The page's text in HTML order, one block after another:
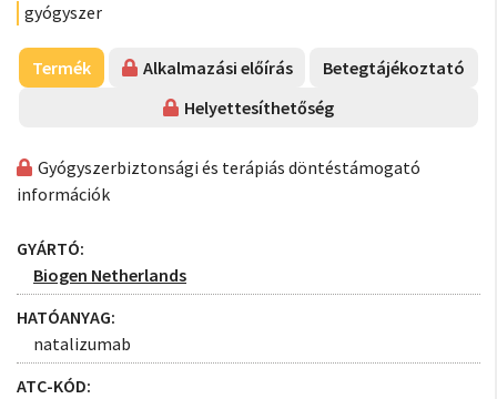
gyógyszer
Termék Alkalmazási előírás
Betegtájékoztató
Helyettesíthetőség
Gyógyszerbiztonsági és terápiás döntéstámogató
információk
GYÁRTÓ:
Biogen Netherlands
HATÓANYAG:
natalizumab
ATC-KÓD: